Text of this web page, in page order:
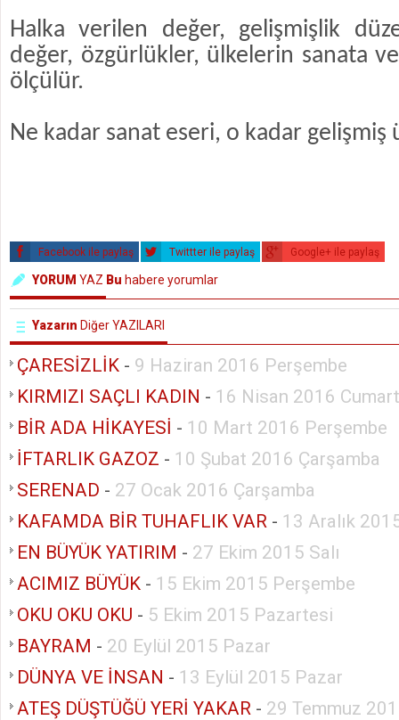
Halka verilen değer, gelişmişlik
değer, özgürlükler, ülkelerin sanata
ölçülür.
Ne kadar sanat eseri, o kadar gelişmiş
Facebook ile paylaş Twittter ile paylaş Google+ ile paylaş
YORUM YAZ Bu habere yorumlar
Yazarın Diğer YAZILARI
ÇARESİZLİK - 9 Haziran 2016 Perşembe
KIRMIZI SAÇLI KADIN - 16 Nisan 2016
BİR ADA HİKAYESİ - 10 Mart 2016 Perşembe
İFTARLIK GAZOZ - 10 Şubat 2016 Çarşamba
SERENAD - 27 Ocak 2016 Çarşamba
KAFAMDA BİR TUHAFLIK VAR - 13 Aralık
EN BÜYÜK YATIRIM - 27 Ekim 2015 Salı
ACIMIZ BÜYÜK - 15 Ekim 2015 Perşembe
OKU OKU OKU - 5 Ekim 2015 Pazartesi
BAYRAM - 20 Eylül 2015 Pazar
DÜNYA VE İNSAN - 13 Eylül 2015 Pazar
ATEŞ DÜŞTÜĞÜ YERİ YAKAR - 29 Temmuz